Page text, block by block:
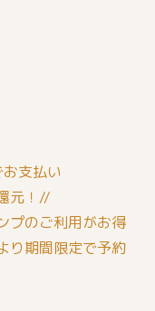
支払い
！//
プのご利用がお得
り期間限定で予約